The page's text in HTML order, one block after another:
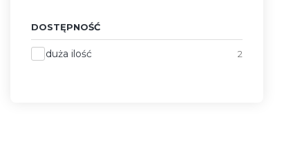
DOSTĘPNOŚĆ
Dostępność
duża ilość 2